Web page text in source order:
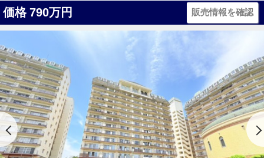
価格 790万円 販売情報を確認